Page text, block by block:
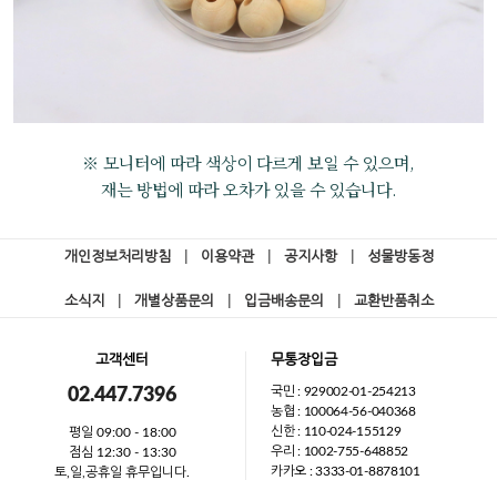
※ 모니터에 따라 색상이 다르게 보일 수 있으며,
재는 방법에 따라 오차가 있을 수 있습니다.
개인정보처리방침 이용약관 공지사항 성물방동정
소식지 개별상품문의 입금배송문의 교환반품취소
고객센터
02.447.7396
평일 09:00 - 18:00
점심 12:30 - 13:30
토,일,공휴일 휴무입니다.
무통장입금
국민 : 929002-01-254213
농협 : 100064-56-040368
신한 : 110-024-155129
우리 : 1002-755-648852
카카오 : 3333-01-8878101